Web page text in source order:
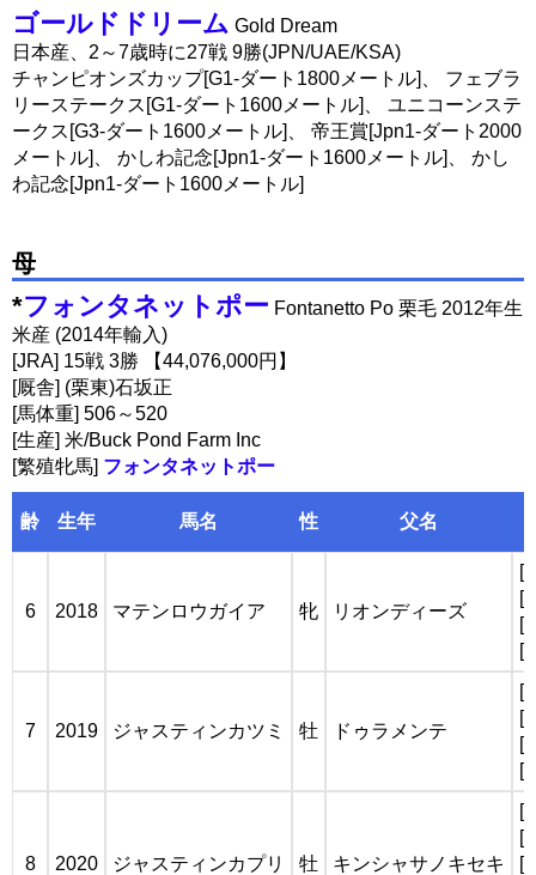
ゴールドドリーム Gold Dream
日本産、2～7歳時に27戦 9勝(JPN/UAE/KSA)
チャンピオンズカップ[G1-ダート1800メートル]、 フェブラ
リーステークス[G1-ダート1600メートル]、 ユニコーンステ
ークス[G3-ダート1600メートル]、 帝王賞[Jpn1-ダート2000
メートル]、 かしわ記念[Jpn1-ダート1600メートル]、 かし
わ記念[Jpn1-ダート1600メートル]
母
*フォンタネットポー Fontanetto Po 栗毛 2012年生
米産 (2014年輸入)
[JRA] 15戦 3勝 【44,076,000円】
[厩舎] (栗東)石坂正
[馬体重] 506～520
[生産] 米/Buck Pond Farm Inc
[繁殖牝馬] フォンタネットポー
齢 生年 馬名 性 父名
6 2018 マテンロウガイア 牝 リオンディーズ
[
[
[
7 2019 ジャスティンカツミ 牡 ドゥラメンテ
[
[
[
8 2020 ジャスティンカプリ 牡 キンシャサノキセキ
[